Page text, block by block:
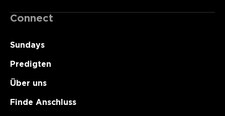
Connect
Sundays
Predigten
Über uns
Finde Anschluss